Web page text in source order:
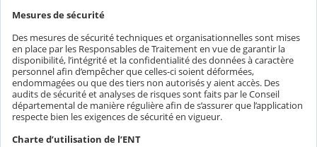
Mesures de sécurité
Des mesures de sécurité techniques et organisationnelles sont mises
en place par les Responsables de Traitement en vue de garantir la
disponibilité, l’intégrité et la confidentialité des données à caractère
personnel afin d’empêcher que celles-ci soient déformées,
endommagées ou que des tiers non autorisés y aient accès. Des
audits de sécurité et analyses de risques sont faits par le Conseil
départemental de manière régulière afin de s’assurer que l’application
respecte bien les exigences de sécurité en vigueur.
Charte d’utilisation de l’ENT